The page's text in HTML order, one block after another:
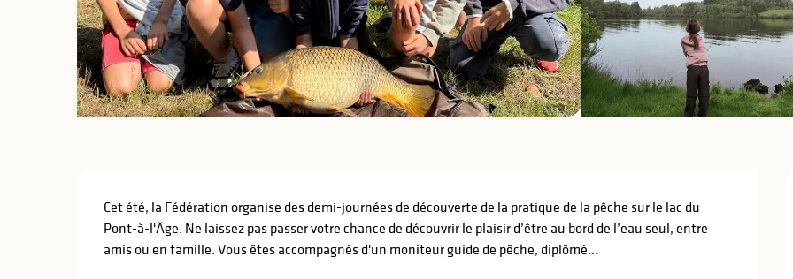
Description
Cet été, la Fédération organise des demi-journées de découverte de la pratique de la pêche sur le lac du
Pont-à-l'Âge. Ne laissez pas passer votre chance de découvrir le plaisir d’être au bord de l’eau seul, entre
amis ou en famille. Vous êtes accompagnés d'un moniteur guide de pêche, diplômé...